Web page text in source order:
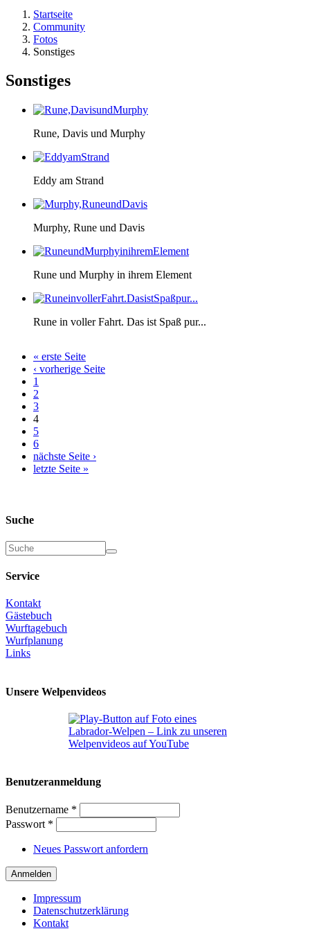
Startseite
Community
Fotos
Sonstiges
Sonstiges
Rune, Davis und Murphy
Eddy am Strand
Murphy, Rune und Davis
Rune und Murphy in ihrem Element
Rune in voller Fahrt. Das ist Spaß pur...
« erste Seite
‹ vorherige Seite
1
2
3
4
5
6
nächste Seite ›
letzte Seite »
Suche
Service
Kontakt
Gästebuch
Wurftagebuch
Wurfplanung
Links
Unsere Welpenvideos
Benutzeranmeldung
Benutzername *
Passwort *
Neues Passwort anfordern
Anmelden
Impressum
Datenschutzerklärung
Kontakt